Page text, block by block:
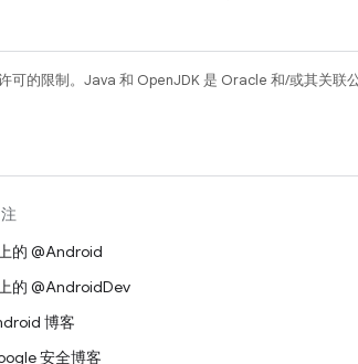
可的限制。Java 和 OpenJDK 是 Oracle 和/或其关联
的 @Android
的 @AndroidDev
博客
安全博客